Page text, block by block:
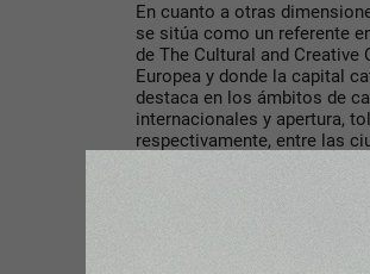
En cuanto a otras
se sitúa como un referente
de The Cultural and
Europea y donde la capital
destaca en los ámbitos de
internacionales y apertura,
respectivamente, entre las